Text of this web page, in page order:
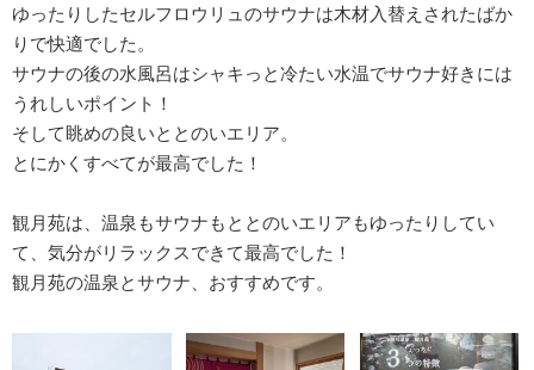
ゆったりしたセルフロウリュのサウナは木材入替えされたばか
りで快適でした。
サウナの後の水風呂はシャキっと冷たい水温でサウナ好きには
うれしいポイント！
そして眺めの良いととのいエリア。
とにかくすべてが最高でした！
観月苑は、温泉もサウナもととのいエリアもゆったりしてい
て、気分がリラックスできて最高でした！
観月苑の温泉とサウナ、おすすめです。